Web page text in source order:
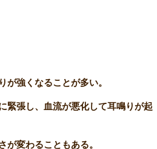
強くなることが多い。
緊張し、血流が悪化して耳鳴りが起
が変わることもある。